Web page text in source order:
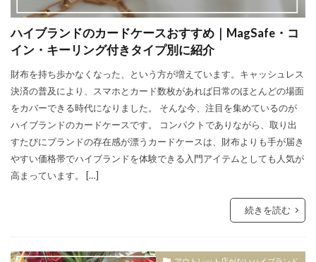
ハイブランドのカードケースおすすめ｜MagSafe・コ
イン・キーリング付きタイプ別に紹介
財布を持ち歩かなくなった、という方が増えています。キャッシュレス
決済の普及により、スマホとカード数枚があれば日常のほとんどの場面
をカバーできる時代になりました。 そんな今、注目を集めているのが
ハイブランドのカードケースです。 コンパクトでありながら、取り出
すたびにブランドの存在感が漂うカードケースは、財布よりも手が届き
やすい価格帯でハイブランドを体験できる入門アイテムとしても人気が
高まっています。 […]
続きを読む